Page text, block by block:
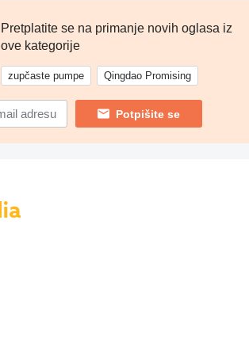
Pretplatite se na primanje novih oglasa iz
ove kategorije
zupčaste pumpe Qingdao Promising
Potpišite se